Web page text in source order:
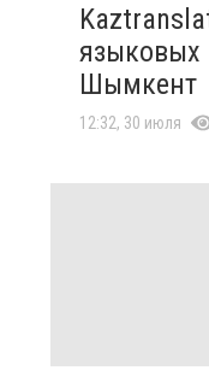
языковых
Шымкент
12:32, 30 июля